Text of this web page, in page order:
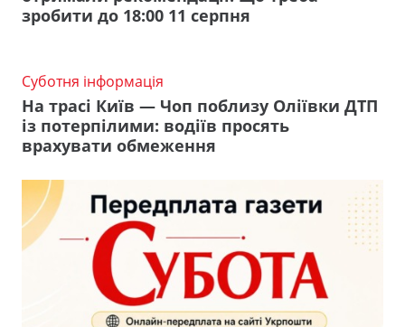
зробити до 18:00 11 серпня
Суботня інформація
На трасі Київ — Чоп поблизу Оліївки ДТП
із потерпілими: водіїв просять
врахувати обмеження